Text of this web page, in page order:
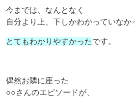
今までは、なんとなく
自分より上、下しかわかっていなか
とてもわかりやすかったです。
偶然お隣に座った
○○さんのエピソードが、